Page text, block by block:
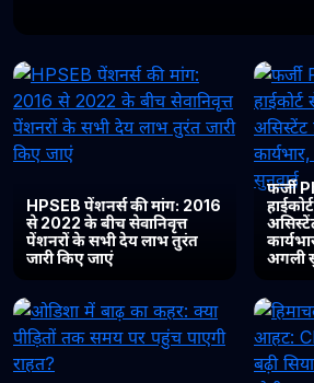
HPSEB पेंशनर्स की मांग: 2016
से 2022 के बीच सेवानिवृत्त
पेंशनरों के सभी देय लाभ तुरंत
जारी किए जाएं
फर्जी
अगली